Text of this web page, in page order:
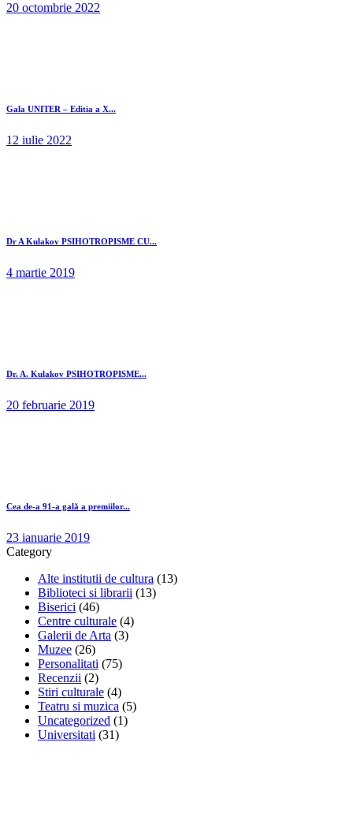
20 octombrie 2022
Gala UNITER – Editia a X...
12 iulie 2022
Dr A Kulakov PSIHOTROPISME CU...
4 martie 2019
Dr. A. Kulakov PSIHOTROPISME...
20 februarie 2019
Cea de-a 91-a gală a premiilor...
23 ianuarie 2019
Category
Alte institutii de cultura (13)
Biblioteci si librarii (13)
Biserici (46)
Centre culturale (4)
Galerii de Arta (3)
Muzee (26)
Personalitati (75)
Recenzii (2)
Stiri culturale (4)
Teatru si muzica (5)
Uncategorized (1)
Universitati (31)